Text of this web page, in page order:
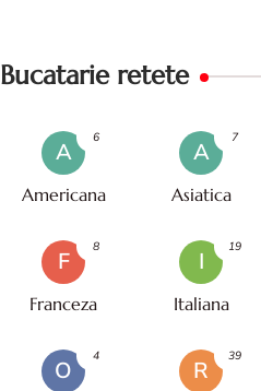
Bucatarie retete
A
Americana
6
A
Asiatica
7
F
Franceza
8
I
Italiana
19
O
4
R
39